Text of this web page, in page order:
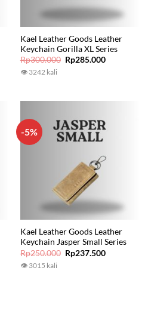
Kael Leather Goods Leather
Keychain Gorilla XL Series
Rp300.000 Original
price
Rp285.000Current
👁 3242 kali
-5%
Kael Leather Goods Leather
Keychain Jasper Small Series
Rp250.000 Original
price
Rp237.500Current
👁 3015 kali